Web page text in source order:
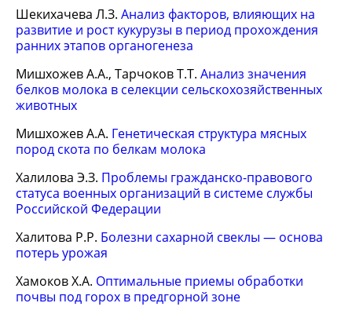
Шекихачева Л.З. Анализ факторов, влияющих на
развитие и рост кукурузы в период прохождения
ранних этапов органогенеза
Мишхожев А.А., Тарчоков Т.Т. Анализ значения
белков молока в селекции сельскохозяйственных
животных
Мишхожев А.А. Генетическая структура мясных
пород скота по белкам молока
Халилова Э.З. Проблемы гражданско-правового
статуса военных организаций в системе службы
Российской Федерации
Халитова Р.Р. Болезни сахарной свеклы — основа
потерь урожая
Хамоков Х.А. Оптимальные приемы обработки
почвы под горох в предгорной зоне